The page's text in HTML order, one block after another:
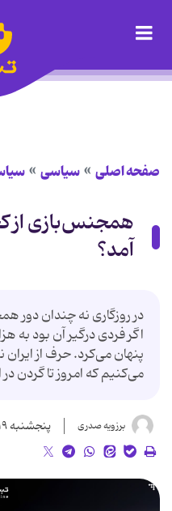
صفحه اصلی سیاسی
همجنس‌بازی از
آمد؟
در روزگاری نه چندان دور
اگر فردی درگیر آن بود به
پنهان می‌کرد. حرف از
می‌کنیم که امروز تا گردن در
برزویه صدری پنجشنبه ۱۹ بهمن ۱۴۰۲ - ۰۰:۰۰